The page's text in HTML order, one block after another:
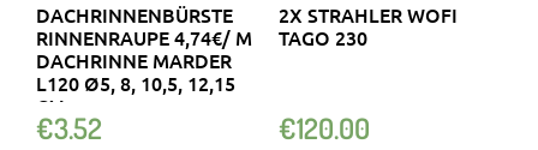
DACHRINNENBÜRSTE
RINNENRAUPE 4,74€/ M
DACHRINNE MARDER
L120 Ø5, 8, 10,5, 12,15
CM
€3.52
2X STRAHLER WOFI
TAGO 230
€120.00